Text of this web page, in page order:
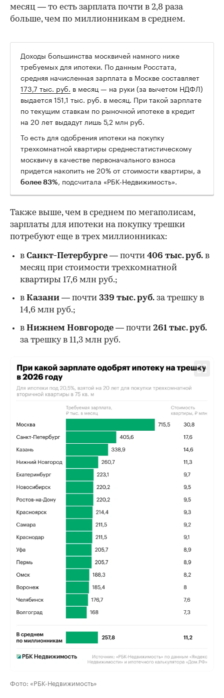
месяц — то есть зарплата почти в 2,8 раза
больше, чем по миллионникам в среднем.
Доходы большинства москвичей намного ниже
требуемых для ипотеки. По данным Росстата,
средняя начисленная зарплата в Москве составляет
173,7 тыс. руб. в месяц — на руки (за вычетом НДФЛ)
выдается 151,1 тыс. руб. в месяц. При такой зарплате
по текущим ставкам по рыночной ипотеке в кредит
на 20 лет выдадут лишь 5,2 млн руб.
То есть для одобрения ипотеки на покупку
трехкомнатной квартиры среднестатистическому
москвичу в качестве первоначального взноса
придется накопить не 20% от стоимости квартиры, а
более 83%, подсчитала «РБК-Недвижимость».
Также выше, чем в среднем по мегаполисам,
зарплаты для ипотеки на покупку трешки
потребуют еще в трех миллионниках:
в Санкт-Петербурге — почти 406 тыс. руб. в
месяц при стоимости трехкомнатной
квартиры 17,6 млн руб.;
в Казани — почти 339 тыс. руб. за трешку в
14,6 млн руб.;
в Нижнем Новгороде — почти 261 тыс. руб.
за трешку в 11,3 млн руб.
Фото: «РБК-Недвижимость»